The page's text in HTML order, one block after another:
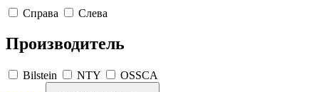
Справа Слева
Производитель
Bilstein NTY OSSCA